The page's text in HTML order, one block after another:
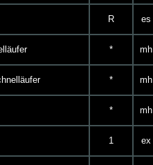
R es
* mh
* mh
* mh
1 ex